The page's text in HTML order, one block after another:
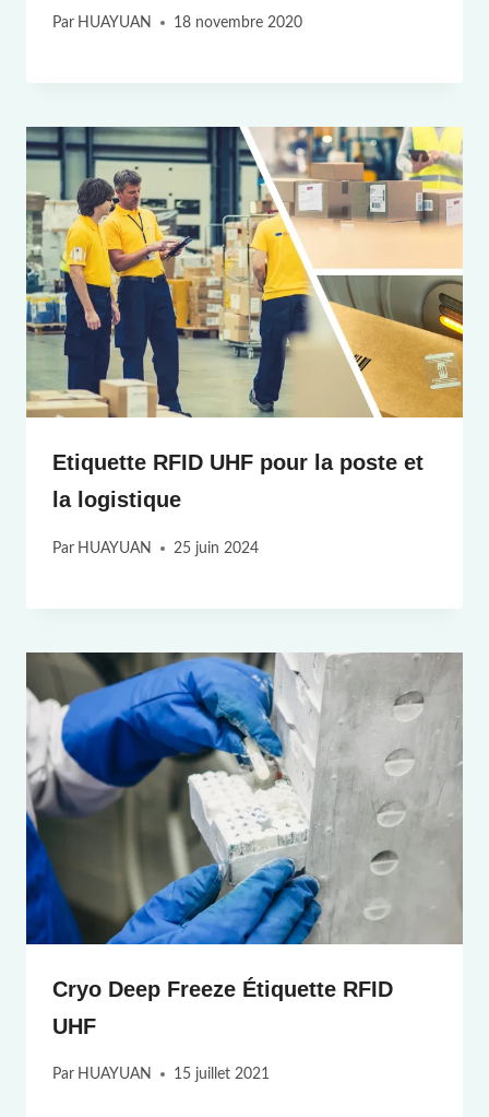
Par HUAYUAN 18 novembre 2020
Etiquette RFID UHF pour la poste et
la logistique
Par HUAYUAN 25 juin 2024
Cryo Deep Freeze Étiquette RFID
UHF
Par HUAYUAN 15 juillet 2021